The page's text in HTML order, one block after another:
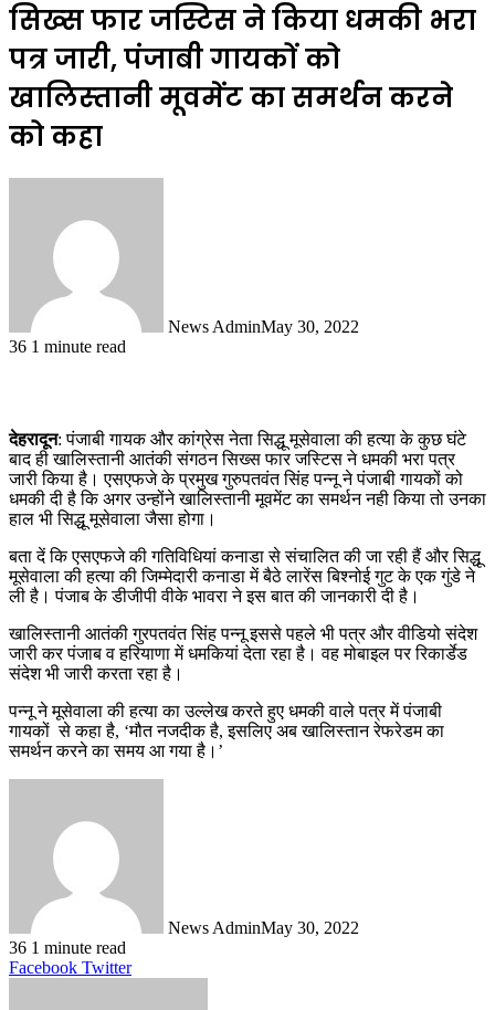
सिख्स फार जस्टिस ने किया धमकी भरा
पत्र जारी, पंजाबी गायकों को
खालिस्‍तानी मूवमेंट का समर्थन करने
को कहा
News AdminMay 30, 2022
36 1 minute read
देहरादून: पंजाबी गायक और कांग्रेस नेता सिद्धू मूसेवाला की हत्‍या के कुछ घंटे
बाद ही खालिस्‍तानी आतंकी संगठन सिख्स फार जस्टिस ने धमकी भरा पत्र
जारी किया है। एसएफजे के प्रमुख गुरुपतवंत सिंह पन्‍नू ने पंजाबी गायकों को
धमकी दी है कि अगर उन्होंने खालिस्‍तानी मूवमेंट का समर्थन नही किया तो उनका
हाल भी सिद्धू मूसेवाला जैसा होगा।
बता दें कि एसएफजे की गतिविधियां कनाडा से संचालित की जा रही हैं और सिद्धू
मूसेवाला की हत्‍या की जिम्‍मेदारी कनाडा में बैठे लारेंस बिश्‍नोई गुट के एक गुंडे ने
ली है। पंजाब के डीजीपी वीके भावरा ने इस बात की जानकारी दी है।
खालिस्‍तानी आतंकी गुरपतवंत सिंह पन्‍नू इससे पहले भी पत्र और वीडियो संदेश
जारी कर पंजाब व हरियाणा में धमकियां देता रहा है। वह मोबाइल पर रिकार्डेड
संदेश भी जारी करता रहा है।
पन्‍नू ने मूसेवाला की हत्‍या का उल्‍लेख करते हुए धमकी वाले पत्र में पंजाबी
गायकों से कहा है, ‘मौत नजदीक है, इसलिए अब खालिस्‍तान रेफरेडम का
समर्थन करने का समय आ गया है।’
News AdminMay 30, 2022
36 1 minute read
Facebook TwitterLinkedIn
Tumblr
Pinterest
Reddit
VKontakte
Share
Print